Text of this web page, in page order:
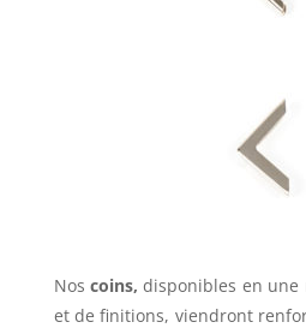
Noscoins,disponibles en
et de finitions, viendront